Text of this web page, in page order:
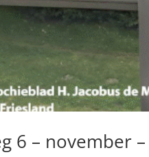
6 – november